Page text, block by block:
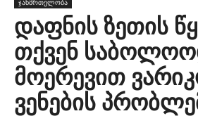
ჯანმრთელობა
დაფნის ზეთის
თქვენ
მოერევით
ვენების